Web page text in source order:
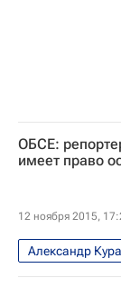
ОБСЕ:
имеет право
12 ноября 2015,
Александр
Медиа -